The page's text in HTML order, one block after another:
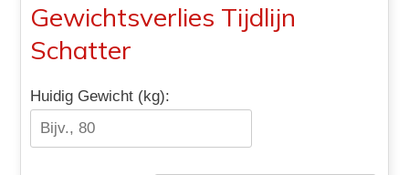
Gewichtsverlies Tijdlijn
Schatter
Huidig Gewicht (kg):